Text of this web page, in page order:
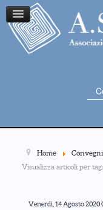
Home
Visualizza articoli per
Venerdì, 14 Agosto 2020